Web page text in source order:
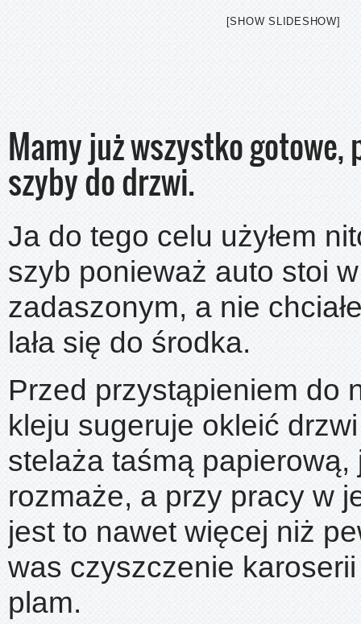
[SHOW SLIDESHOW]
Mamy już wszystko gotowe,
szyby do drzwi.
Ja do tego celu użyłem
szyb ponieważ auto stoi
zadaszonym, a nie
lała się do środka.
Przed przystąpieniem do
kleju sugeruje okleić drzwi
stelaża taśmą papierową,
rozmaże, a przy pracy w
jest to nawet więcej niż
was czyszczenie
plam.